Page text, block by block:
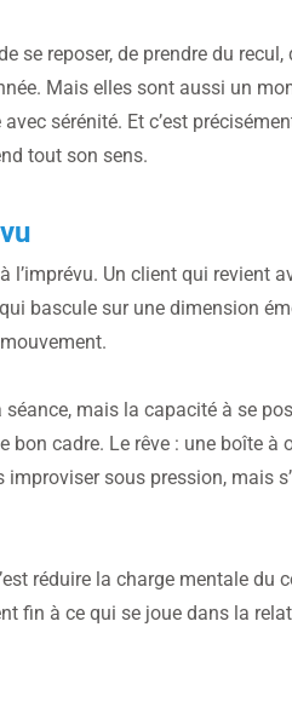
se reposer, de prendre du recul,
Mais elles sont aussi un
sérénité. Et c’est
tout son sens.
Un client qui revient
bascule sur une dimension
mais la capacité à se
cadre. Le rêve : une boîte à
sous pression, mais
réduire la charge mentale du
fin à ce qui se joue dans la